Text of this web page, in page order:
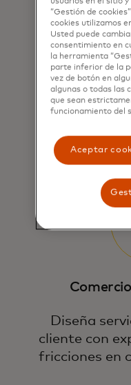
Integra la IA
Diseña
cliente con
fricciones en
“Gestión de
cookies utilizamos
Usted puede
consentimiento en
la herramienta
parte inferior de la
vez de botón en
algunas o todas las
que sean
funcionamiento del
Aceptar